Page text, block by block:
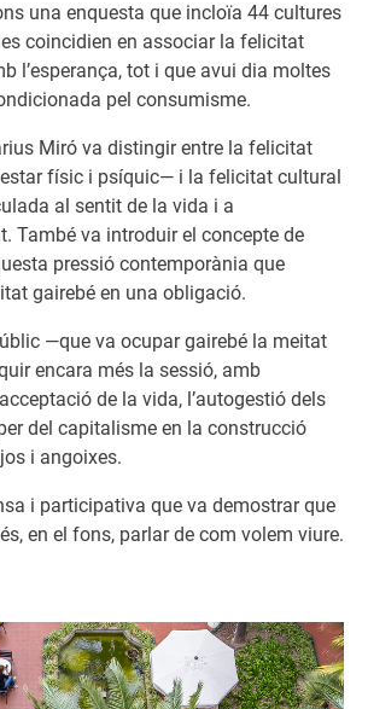
una enquesta que incloïa 44 cultures
coincidien en associar la felicitat
l’esperança, tot i que avui dia moltes
pel consumisme.
Miró va distingir entre la felicitat
físic i psíquic— i la felicitat cultural
al sentit de la vida i a
També va introduir el concepte de
pressió contemporània que
gairebé en una obligació.
—que va ocupar gairebé la meitat
encara més la sessió, amb
de la vida, l’autogestió dels
del capitalisme en la construcció
i angoixes.
i participativa que va demostrar que
en el fons, parlar de com volem viure.